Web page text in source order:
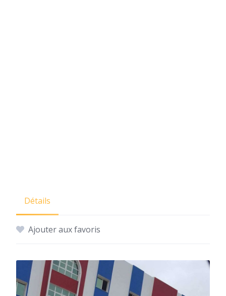
Détails
Ajouter aux favoris